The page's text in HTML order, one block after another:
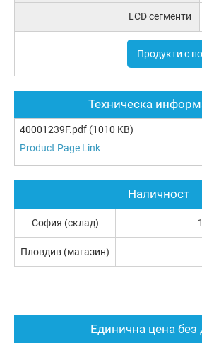
LCD сегменти
Продукти с
Техническа
40001239F.pdf (1010 KB)
Product Page Link
Единична цена
Наличност
София (склад)
Пловдив (магазин)